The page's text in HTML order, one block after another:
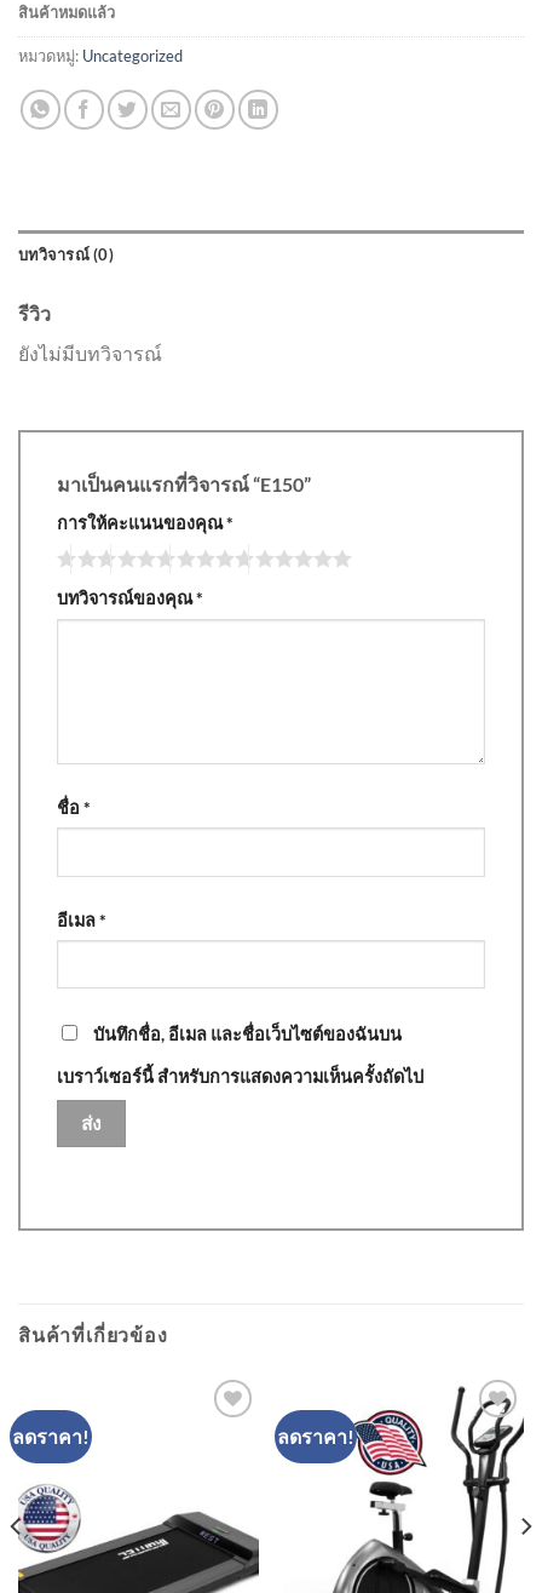
สินค้าหมดแล้ว
หมวดหมู่: Uncategorized
บทวิจารณ์ (0)
รีวิว
ยังไม่มีบทวิจารณ์
มาเป็นคนแรกที่วิจารณ์ “E150”
การให้คะแนนของคุณ*
บทวิจารณ์ของคุณ*
ชื่อ *
อีเมล*
บันทึกชื่อ, อีเมล และชื่อเว็บไซต์ของฉันบน
เบราว์เซอร์นี้ สำหรับการแสดงความเห็นครั้งถัดไป
สินค้าที่เกี่ยวข้อง
ลดราคา! ลดราคา!
Add to
Wishlist